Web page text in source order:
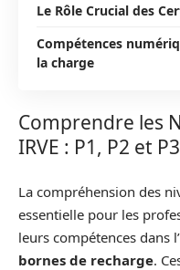
Le Rôle Crucial des
Compétences
la charge
Comprendre les
IRVE : P1, P2 et P3
La compréhension des
essentielle pour les
leurs compétences dans
bornes de recharge.